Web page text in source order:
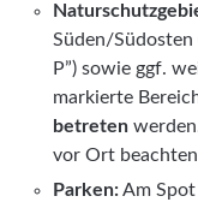
Süden/Südosten
P”) sowie ggf.
markierte
betreten
vor Ort
Parken:Am